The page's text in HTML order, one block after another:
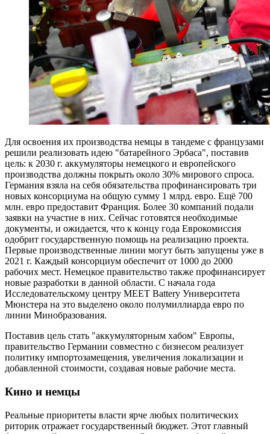
Для освоения их производства немцы в тандеме с французами
решили реализовать идею "батарейного Эрбаса", поставив
цель: к 2030 г. аккумуляторы немецкого и европейского
производства должны покрыть около 30% мирового спроса.
Германия взяла на себя обязательства профинансировать три
новых консорциума на общую сумму 1 млрд. евро. Ещё 700
млн. евро предоставит Франция. Более 30 компаний подали
заявки на участие в них. Сейчас готовятся необходимые
документы, и ожидается, что к концу года Еврокомиссия
одобрит государственную помощь на реализацию проекта.
Первые производственные линии могут быть запущены уже в
2021 г. Каждый консорциум обеспечит от 1000 до 2000
рабочих мест. Немецкое правительство также профинансирует
новые разработки в данной области. С начала года
Исследовательскому центру MEET Battery Университета
Мюнстера на это выделено около полумиллиарда евро по
линии Минобразования.
Поставив цель стать "аккумуляторным хабом" Европы,
правительство Германии совместно с бизнесом реализует
политику импортозамещения, увеличения локализации и
добавленной стоимости, создавая новые рабочие места.
Кино и немцы
Реальные приоритеты власти ярче любых политических
риторик отражает государственный бюджет. Этот главный